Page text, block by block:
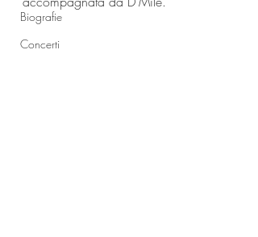
Biografie
Concerti